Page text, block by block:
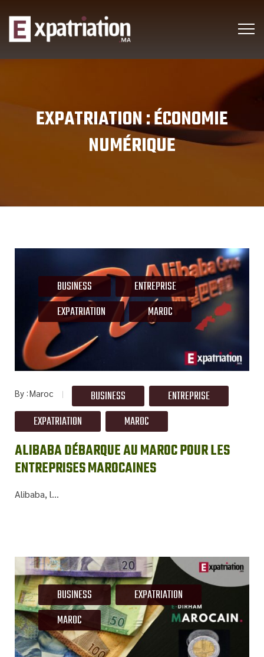
EXPATRIATION :ÉCONOMIE
NUMÉRIQUE
BUSINESS
ENTREPRISE
EXPATRIATION
MAROC
By Maroc BUSINESS
ENTREPRISE
EXPATRIATION
MAROC
ALIBABA DÉBARQUE AU MAROC POUR LES
ENTREPRISES MAROCAINES
Alibaba, l...
BUSINESS
EXPATRIATION
MAROC